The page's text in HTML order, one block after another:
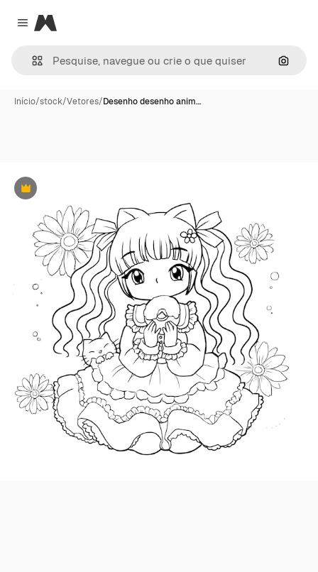
Close menu
Magnific
Início/stock/Vetores/Desenho desenho anim…
Premium